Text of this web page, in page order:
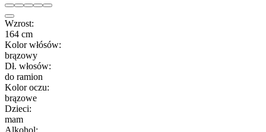
Wzrost:
164 cm
Kolor włósów:
brązowy
Dł. włosów:
do ramion
Kolor oczu:
brązowe
Dzieci:
mam
Alkohol: